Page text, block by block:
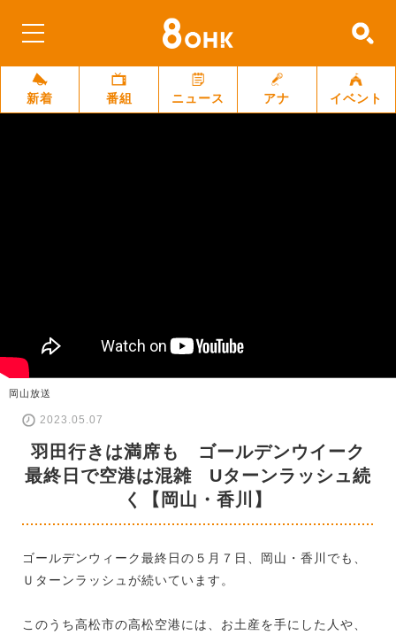
新着 番組 ニュース アナ イベント
岡山放送
2023.05.07
羽田行きは満席も ゴールデンウイーク
最終日で空港は混雑 Uターンラッシュ続
く【岡山・香川】
ゴールデンウィーク最終日の５月７日、岡山・香川でも、
Ｕターンラッシュが続いています。
このうち高松市の高松空港には、お土産を手にした人や、